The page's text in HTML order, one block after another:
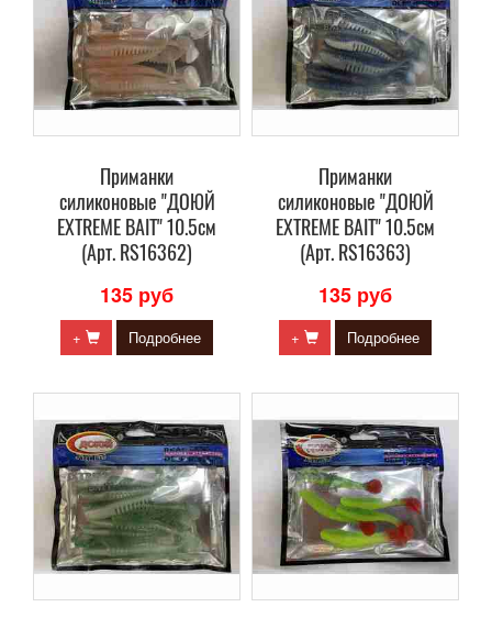
Приманки
силиконовые "ДОЮЙ
EXTREME BAIT" 10.5см
(Арт. RS16362)
135 руб
+ Подробнее
Приманки
силиконовые "ДОЮЙ
EXTREME BAIT" 10.5см
(Арт. RS16363)
135 руб
+ Подробнее